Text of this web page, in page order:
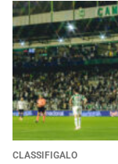
CLASSIFIGALO